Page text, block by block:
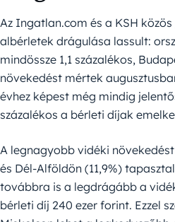
Az Ingatlan.com és a KSH közös
albérletek drágulása lassult:
mindössze 1,1 százalékos,
növekedést mértek
évhez képest még mindig
százalékos a bérleti díjak
A legnagyobb vidéki
és Dél-Alföldön (11,9%)
továbbra is a legdrágább a
bérleti díj 240 ezer forint. Ezzel